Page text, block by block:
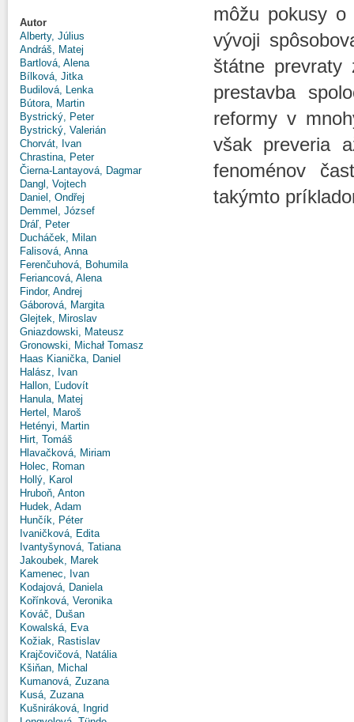
Autor
Alberty, Július
Andráš, Matej
Bartlová, Alena
Bílková, Jitka
Budilová, Lenka
Bútora, Martin
Bystrický, Peter
Bystrický, Valerián
Chorvát, Ivan
Chrastina, Peter
Čierna-Lantayová, Dagmar
Dangl, Vojtech
Daniel, Ondřej
Demmel, József
Dráľ, Peter
Ducháček, Milan
Falisová, Anna
Ferenčuhová, Bohumila
Feriancová, Alena
Findor, Andrej
Gáborová, Margita
Glejtek, Miroslav
Gniazdowski, Mateusz
Gronowski, Michał Tomasz
Haas Kianička, Daniel
Halász, Ivan
Hallon, Ľudovít
Hanula, Matej
Hertel, Maroš
Hetényi, Martin
Hirt, Tomáš
Hlavačková, Miriam
Holec, Roman
Hollý, Karol
Hruboň, Anton
Hudek, Adam
Hunčík, Péter
Ivaničková, Edita
Ivantyšynová, Tatiana
Jakoubek, Marek
Kamenec, Ivan
Kodajová, Daniela
Kořínková, Veronika
Kováč, Dušan
Kowalská, Eva
Kožiak, Rastislav
Krajčovičová, Natália
Kšiňan, Michal
Kumanová, Zuzana
Kusá, Zuzana
Kušniráková, Ingrid
môžu pokusy o
vývoji
štátne prevraty
prestavba
reformy v
však preveria
fenoménov
takýmto